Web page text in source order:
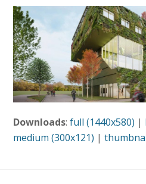
Downloads:full (1440x580) |
medium (300x121) |